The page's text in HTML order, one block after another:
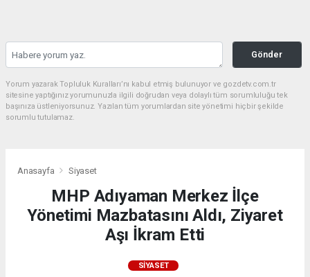
Gönder
Yorum yazarak Topluluk Kuralları’nı kabul etmiş bulunuyor ve gozdetv.com.tr
sitesine yaptığınız yorumunuzla ilgili doğrudan veya dolaylı tüm sorumluluğu tek
başınıza üstleniyorsunuz. Yazılan tüm yorumlardan site yönetimi hiçbir şekilde
sorumlu tutulamaz.
Anasayfa Siyaset
MHP Adıyaman Merkez İlçe
Yönetimi Mazbatasını Aldı, Ziyaret
Aşı İkram Etti
SIYASET